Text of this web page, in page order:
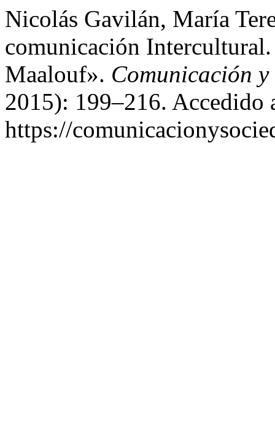
Nicolás Gavilán, María
comunicación
Maalouf». Comunicación y
2015): 199–216. Accedido
https://